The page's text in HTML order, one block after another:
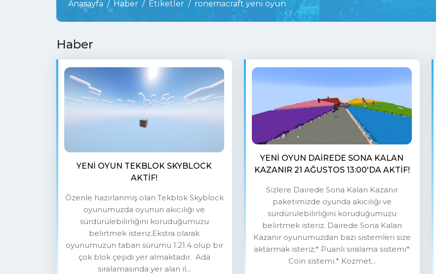
Anasayfa Haber Etiketler ronemacraft yeni oyun
Haber
YENI OYUN TEKBLOK SKYBLOCK
AKTIF!
Özenle hazırlanmış olan Tekblok Skyblock
oyunumuzda oyunun akıcılığı ve
sürdürülebilirliğini koruduğumuzu
belirtmek isteriz.Ekstra olarak
oyunumuzun taban sürümü 1.21.4 olup bir
çok blok çeşidi yer almaktadır. Ada
sıralamasında yer alan il...
YENI OYUN DAIREDE SONA KALAN
KAZANIR 21 AĞUSTOS 13:00'DA AKTIF!
Sizlere Dairede Sona Kalan Kazanır
paketimizde oyunda akıcılığı ve
sürdürülebilirliğini koruduğumuzu
belirtmek isteriz. Dairede Sona Kalan
Kazanır oyunumuzdan bazı sistemleri size
aktarmak isteriz;* Puanlı sıralama sistemi*
Coin sistemi.* Kozmet...